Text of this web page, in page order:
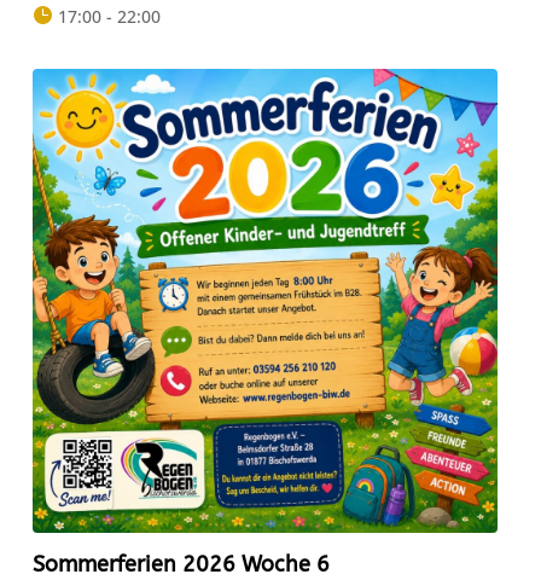
17:00 - 22:00
Sommerferien 2026 Woche 6